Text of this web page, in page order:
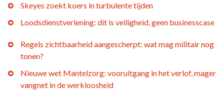
Skeyes zoekt koers in turbulente tijden
Loodsdienstverlening: dit is veiligheid, geen businesscase
Regels zichtbaarheid aangescherpt: wat mag militair nog
tonen?
Nieuwe wet Mantelzorg: vooruitgang in het verlof, mager
vangnet in de werkloosheid